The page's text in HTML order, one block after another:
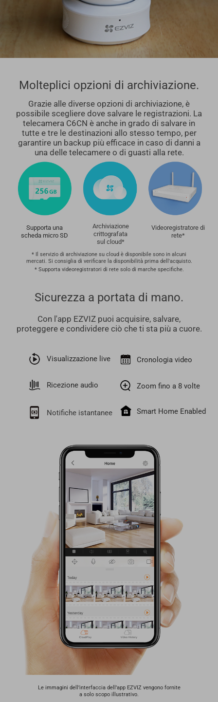
Grazie alle diverse opzioni di archiviazione, è
possibile scegliere dove salvare le registrazioni. La
telecamera C6CN è anche in grado di salvare in
tutte e tre le destinazioni allo stesso tempo, per
garantire un backup più efficace in caso di danni a
una delle telecamere o di guasti alla rete.
Molteplici opzioni di archiviazione.
Videoregistratore di
rete*
Archiviazione
crittografata
sul cloud*
Supporta una
scheda micro SD
* Supporta videoregistratori di rete solo di marche specifiche.
* Il servizio di archiviazione su cloud è disponibile sono in alcuni
mercati. Si consiglia di verificare la disponibilità prima dell'acquisto.
Con l'app EZVIZ puoi acquisire, salvare,
proteggere e condividere ciò che ti sta più a cuore.
Sicurezza a portata di mano.
Visualizzazione live Cronologia video
Smart Home Enabled
Notifiche istantanee
Zoom fino a 8 volte
Ricezione audio
Le immagini dell’interfaccia dell’app EZVIZ vengono fornite
a solo scopo illustrativo.